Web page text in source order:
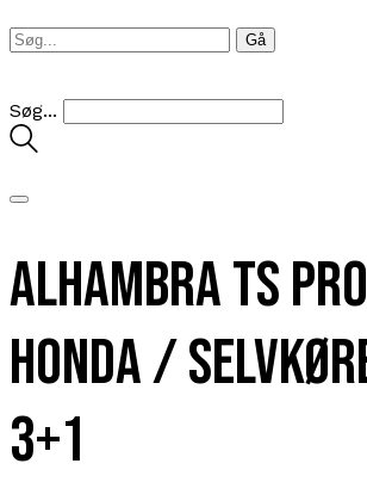
Søg...
Alhambra TS
Honda /
3+1